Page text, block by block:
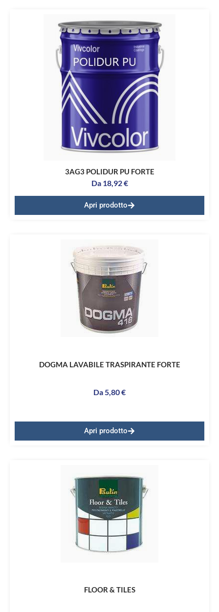
3AG3 POLIDUR PU FORTE
Da 18,92€
Apri prodotto
DOGMA LAVABILE TRASPIRANTE FORTE
Da5,80€
Apri prodotto
FLOOR & TILES